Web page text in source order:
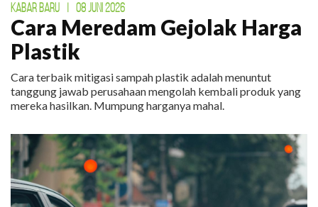
KABAR BARU 08 JUNI 2026
Cara Meredam Gejolak Harga
Plastik
Cara terbaik mitigasi sampah plastik adalah menuntut
tanggung jawab perusahaan mengolah kembali produk yang
mereka hasilkan. Mumpung harganya mahal.